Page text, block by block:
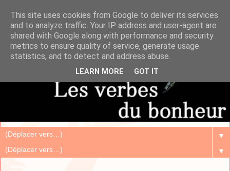
▼
▼
This site uses cookies from Google to deliver its services
and to analyze traffic. Your IP address and user-agent are
shared with Google along with performance and security
metrics to ensure quality of service, generate usage
statistics, and to detect and address abuse.
LEARN MORE GOT IT